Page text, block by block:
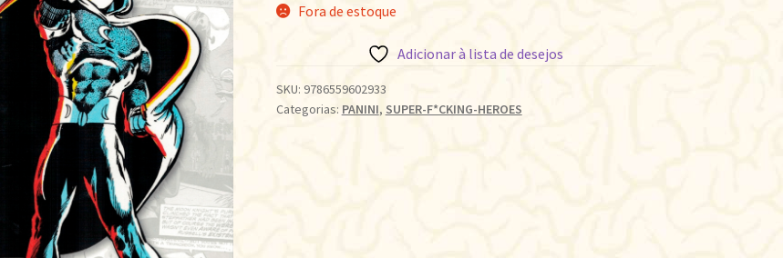
Fora de estoque
Adicionar à lista de desejos
SKU: 9786559602933
Categorias: PANINI, SUPER-F*CKING-HEROES